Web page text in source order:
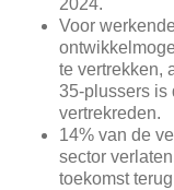
2024.
Voor
te vertrekken,
35‑plussers
vertrekreden.
14% van de
sector
toekomst